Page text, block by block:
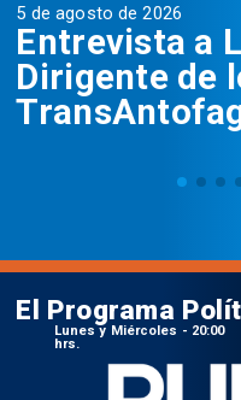
5 de agosto de 2026
Entrevista a
Dirigente de
El Programa
Lunes y Miércoles - 20:00
hrs.